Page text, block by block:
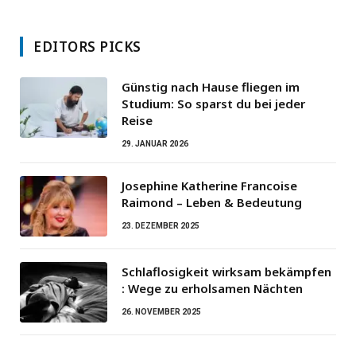
EDITORS PICKS
Günstig nach Hause fliegen im
Studium: So sparst du bei jeder
Reise
29. JANUAR 2026
Josephine Katherine Francoise
Raimond – Leben & Bedeutung
23. DEZEMBER 2025
Schlaflosigkeit wirksam bekämpfen
: Wege zu erholsamen Nächten
26. NOVEMBER 2025